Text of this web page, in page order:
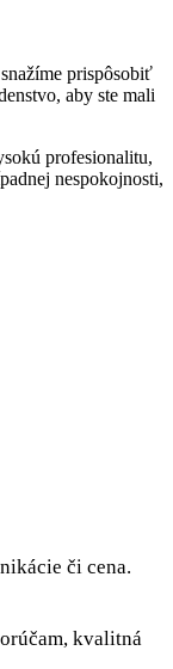
prispôsobiť
aby ste mali
profesionalitu,
nespokojnosti,
či cena.
kvalitná